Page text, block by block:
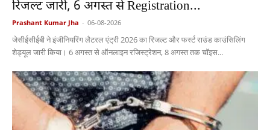
रिजल्ट जारी, 6 अगस्त से Registration...
Prashant Kumar Jha - 06-08-2026
जेसीईसीईबी ने इंजीनियरिंग लैटरल एंट्री 2026 का रिजल्ट और फर्स्ट राउंड काउंसिलिंग
शेड्यूल जारी किया। 6 अगस्त से ऑनलाइन रजिस्ट्रेशन, 8 अगस्त तक चॉइस...